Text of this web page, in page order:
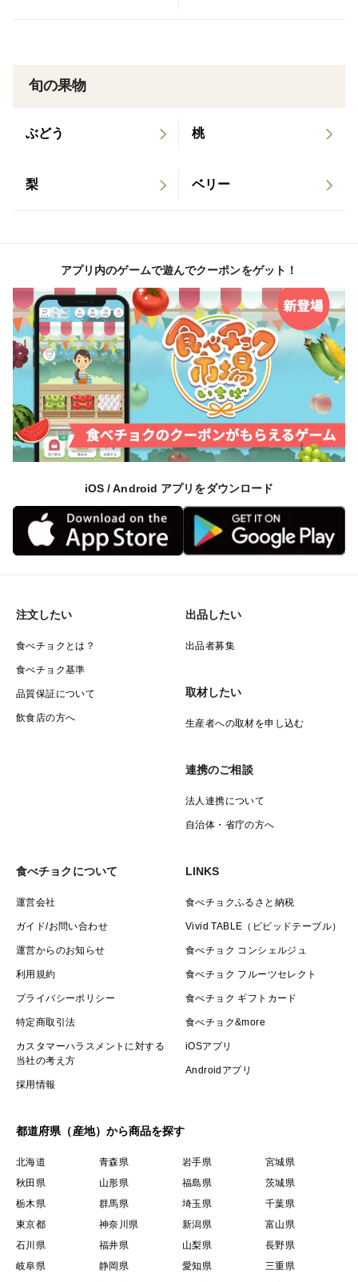
必要最低限の農薬散布に努め、環境や人に配慮した農業
防腐剤も使っていないため、農薬など敏感な方にもオス
▷楽しく農業！みかんで笑顔に！
【お願い】
届きましたら箱を開け風通しの良い日陰または冷蔵庫に
保存してください。
生モノのため到着後は早めにお召し上がりください。
受注後、一粒ずつ手で検品箱詰め致します。
細心の注意を払っていますが、輸送中に痛む可能性もご
ざいます。
ご了承の上、購入頂きますようお願い致します。
農薬節減率40％
♯中野農園
♯有田みかん
♯はるみ
♯不知火
旬の果物
ぶどう 桃
梨 ベリー
アプリ内のゲームで遊んでクーポンをゲット！
iOS / Android アプリをダウンロード
注文したい
食べチョクとは？
食べチョク基準
品質保証について
飲食店の方へ
出品したい
出品者募集
取材したい
生産者への取材を申し込む
連携のご相談
法人連携について
自治体・省庁の方へ
食べチョクについて
運営会社
ガイド/お問い合わせ
運営からのお知らせ
利用規約
プライバシーポリシー
特定商取引法
カスタマーハラスメントに対する
当社の考え方
採用情報
LINKS
食べチョクふるさと納税
Vivid TABLE（ビビッドテーブル）
食べチョク コンシェルジュ
食べチョク フルーツセレクト
食べチョク ギフトカード
食べチョク&more
iOSアプリ
Androidアプリ
都道府県（産地）から商品を探す
北海道 青森県 岩手県
宮城県
秋田県
山形県 福島県
茨城県
栃木県
群馬県 埼玉県
千葉県
東京都
神奈川県 新潟県
富山県
石川県
福井県 山梨県
長野県
岐阜県
静岡県 愛知県
三重県